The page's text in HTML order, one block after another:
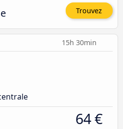
Trouvez
15h 30min
64 €